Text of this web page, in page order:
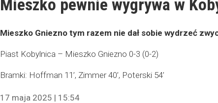
Mieszko pewnie wygrywa w
Mieszko Gniezno tym razem nie dał sobie wydrzeć
Piast Kobylnica – Mieszko Gniezno 0-3 (0-2)
Bramki: Hoffman 11’, Zimmer 40’, Poterski 54’
17 maja 2025 | 15:54